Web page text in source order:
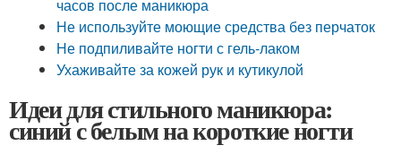
часов после маникюра
Не используйте моющие средства без перчаток
Не подпиливайте ногти с гель-лаком
Ухаживайте за кожей рук и кутикулой
Идеи для стильного маникюра:
синий с белым на короткие ногти